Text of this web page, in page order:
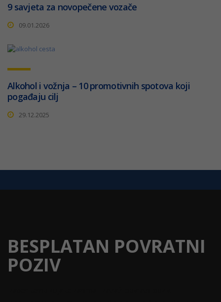
9 savjeta za novopečene vozače
09.01.2026
Alkohol i vožnja – 10 promotivnih spotova koji
pogađaju cilj
29.12.2025
BESPLATAN POVRATNI
POZIV